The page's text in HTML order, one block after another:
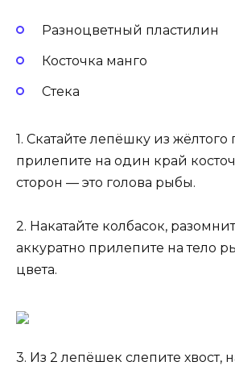
Разноцветный пластилин
Косточка манго
Стека
1. Скатайте лепёшку из жёлтого
прилепите на один край
сторон — это голова рыбы.
2. Накатайте колбасок,
аккуратно прилепите на тело
цвета.
3. Из 2 лепёшек слепите хвост,